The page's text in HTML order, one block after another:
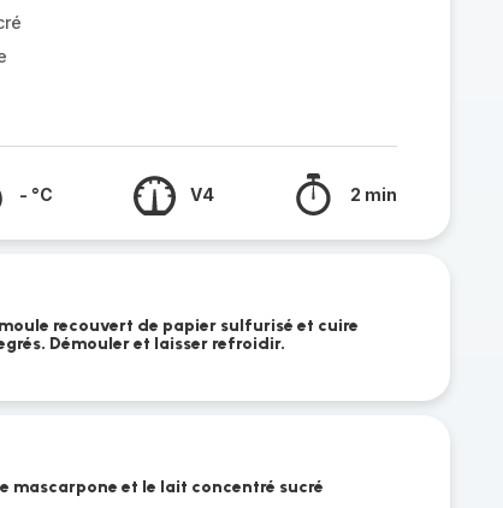
- °C V4 2 min
recouvert de papier sulfurisé et cuire
Démouler et laisser refroidir.
mascarpone et le lait concentré sucré